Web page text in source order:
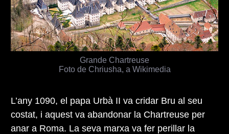
Grande Chartreuse
Foto de Chriusha, a Wikimedia
L’any 1090, el papa Urbà II va cridar Bru al seu
costat, i aquest va abandonar la Chartreuse per
anar a Roma. La seva marxa va fer perillar la